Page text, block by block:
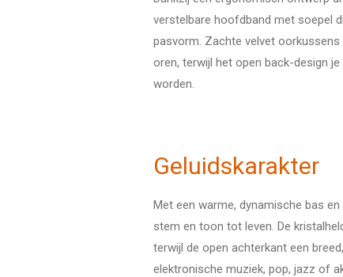
verstelbare hoofdband met soepel
pasvorm. Zachte velvet
oren, terwijl het open back-design
worden.
Geluidskarakter
Met een warme, dynamische bas
stem en toon tot leven. De
terwijl de open achterkant een
elektronische muziek, pop, jazz of